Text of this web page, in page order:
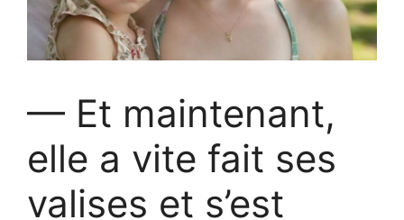
— Et maintenant,
elle a vite fait ses
valises et s’est